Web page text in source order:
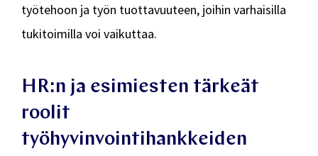
työtehoon ja työn tuottavuuteen, joihin varhaisilla
tukitoimilla voi vaikuttaa.
HR:n ja esimiesten tärkeät
roolit
työhyvinvointihankkeiden